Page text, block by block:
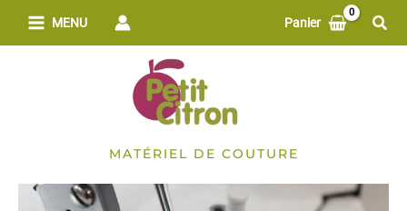
MENU Panier
MATÉRIEL DE COUTURE